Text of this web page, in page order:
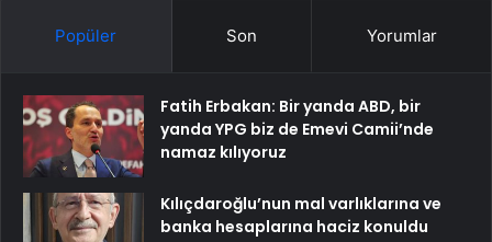
Popüler Son Yorumlar
Fatih Erbakan: Bir yanda ABD, bir
yanda YPG biz de Emevi Camii’nde
namaz kılıyoruz
Kılıçdaroğlu’nun mal varlıklarına ve
banka hesaplarına haciz konuldu